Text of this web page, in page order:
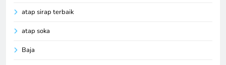
atap sirap terbaik
atap soka
Baja